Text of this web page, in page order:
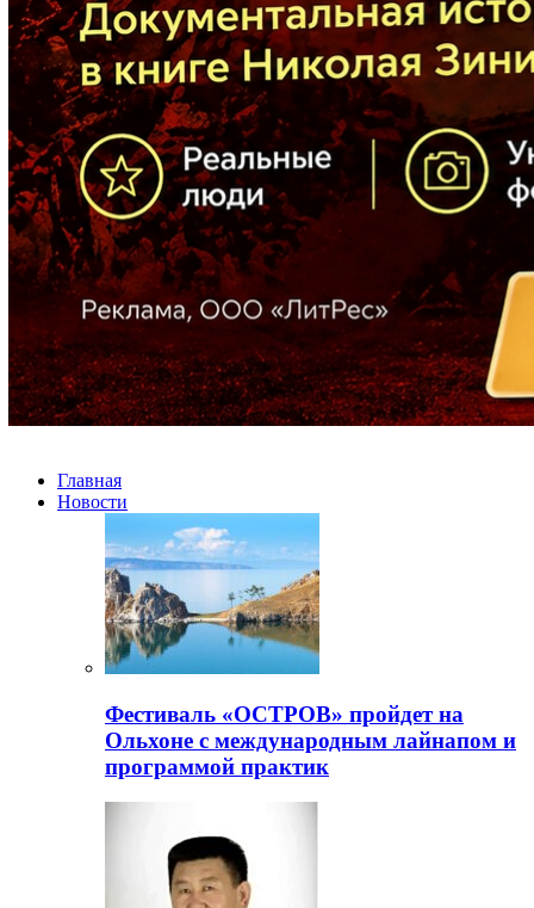
Главная
Новости
Фестиваль «ОСТРОВ» пройдет на
Ольхоне с международным лайнапом и
программой практик